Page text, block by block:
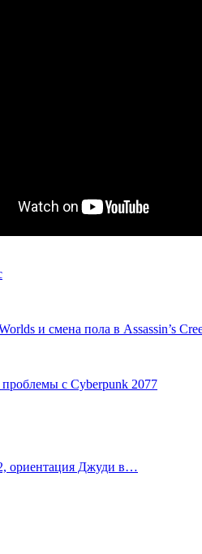
и смена пола в Assassin’s
с Cyberpunk 2077
2, ориентация Джуди в…